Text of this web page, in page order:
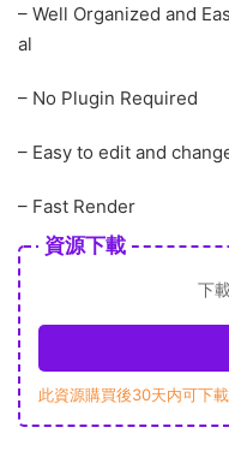
– Well Organized and
al
– No Plugin Required
– Easy to edit and
– Fast Render
資源下載
下
此資源購買後30天内可下